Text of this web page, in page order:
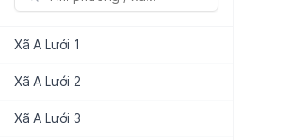
Xã A Lưới 1
Xã A Lưới 2
Xã A Lưới 3